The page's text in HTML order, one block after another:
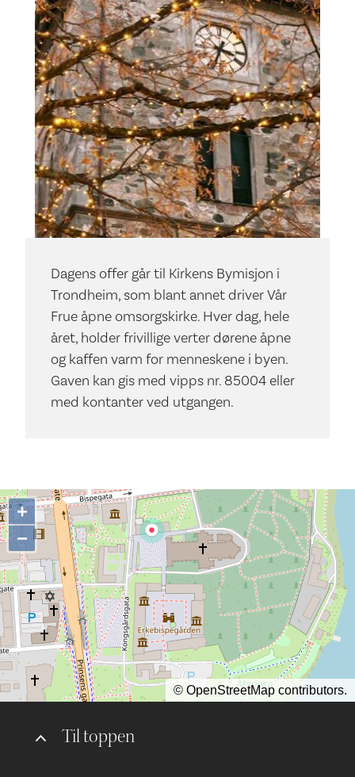
Dagens offer går til Kirkens Bymisjon i
Trondheim, som blant annet driver Vår
Frue åpne omsorgskirke. Hver dag, hele
året, holder frivillige verter dørene åpne
og kaffen varm for menneskene i byen.
Gaven kan gis med vipps nr. 85004 eller
med kontanter ved utgangen.
Til toppen
+
−
© OpenStreetMap contributors.